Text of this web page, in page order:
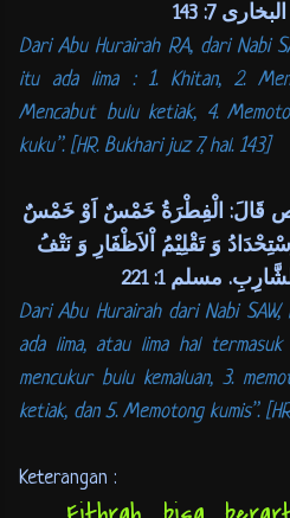
7: 143
Dari Abu Hurairah RA, dari Nabi
itu ada lima : 1. Khitan, 2.
Mencabut bulu ketiak, 4.
kuku”. [HR. Bukhari juz 7, hal. 143]
ص قَالَ: الْفِطْرَةُ خَمْسٌ اَوْ خَمْسٌ
وَ تَقْلِيْمُ اْلاَظْفَارِ وَ نَتْفُ
مسلم 1: 221
Dari Abu Hurairah dari Nabi
ada lima, atau lima hal
mencukur bulu kemaluan, 3.
ketiak, dan 5. Memotong kumis”.
Keterangan :